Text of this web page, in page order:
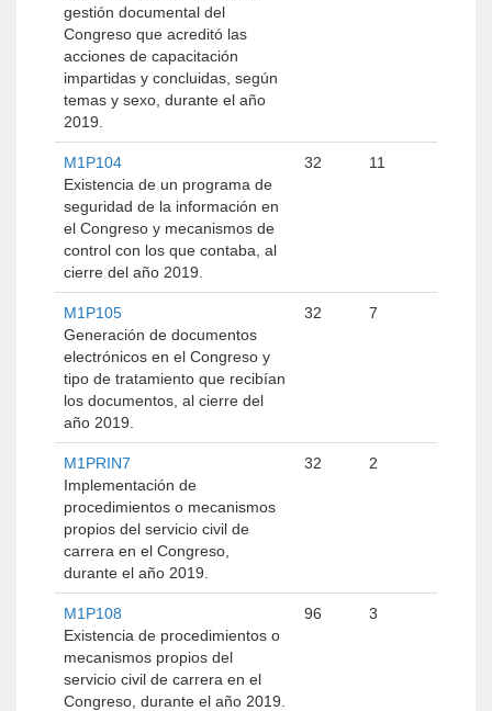
gestión documental del
Congreso que acreditó las
acciones de capacitación
impartidas y concluidas, según
temas y sexo, durante el año
2019.
M1P104
Existencia de un programa de
seguridad de la información en
el Congreso y mecanismos de
control con los que contaba, al
cierre del año 2019.
32 11
M1P105
Generación de documentos
electrónicos en el Congreso y
tipo de tratamiento que recibían
los documentos, al cierre del
año 2019.
32 7
M1PRIN7
Implementación de
procedimientos o mecanismos
propios del servicio civil de
carrera en el Congreso,
durante el año 2019.
32 2
M1P108
Existencia de procedimientos o
mecanismos propios del
servicio civil de carrera en el
Congreso, durante el año 2019.
96 3